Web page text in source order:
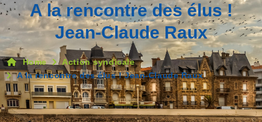
A la rencontre des élus !
Jean-Claude Raux
Home
Action syndicale
A la rencontre des élus ! Jean-Claude Raux